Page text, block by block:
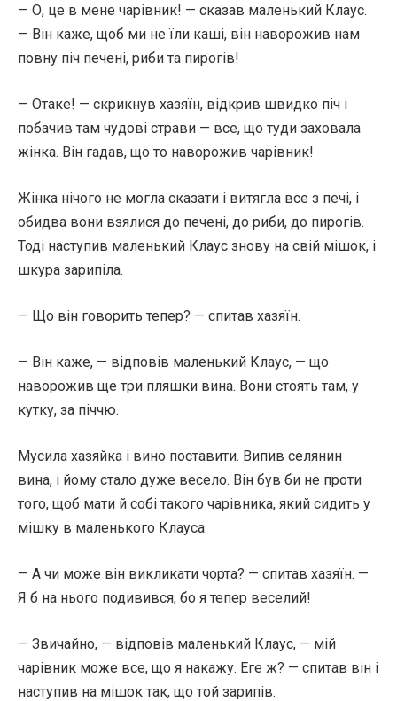
— О, це в мене чарівник! — сказав маленький Клаус.
— Він каже, щоб ми не їли каші, він наворожив нам
повну піч печені, риби та пирогів!
— Отаке! — скрикнув хазяїн, відкрив швидко піч і
побачив там чудові страви — все, що туди заховала
жінка. Він гадав, що то наворожив чарівник!
Жінка нічого не могла сказати і витягла все з печі, і
обидва вони взялися до печені, до риби, до пирогів.
Тоді наступив маленький Клаус знову на свій мішок, і
шкура зарипіла.
— Що він говорить тепер? — спитав хазяїн.
— Він каже, — відповів маленький Клаус, — що
наворожив ще три пляшки вина. Вони стоять там, у
кутку, за піччю.
Мусила хазяйка і вино поставити. Випив селянин
вина, і йому стало дуже весело. Він був би не проти
того, щоб мати й собі такого чарівника, який сидить у
мішку в маленького Клауса.
— А чи може він викликати чорта? — спитав хазяїн. —
Я б на нього подивився, бо я тепер веселий!
— Звичайно, — відповів маленький Клаус, — мій
чарівник може все, що я накажу. Еге ж? — спитав він і
наступив на мішок так, що той зарипів.